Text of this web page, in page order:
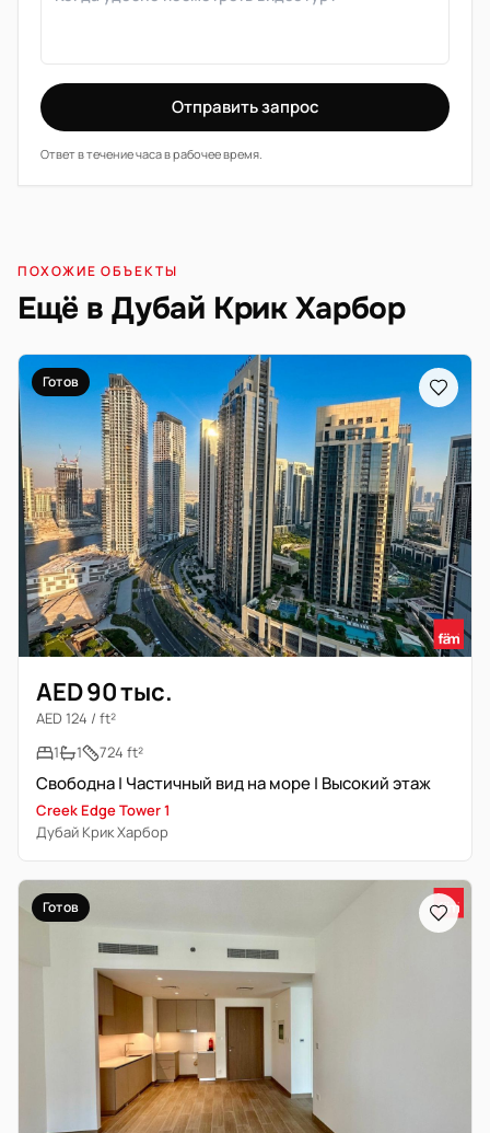
Отправить запрос
Ответ в течение часа в рабочее время.
ПОХОЖИЕ ОБЪЕКТЫ
Ещё в Дубай Крик Харбор
Готов
AED 90 тыс.
AED 124 / ft²
1
1 724 ft²
Свободна | Частичный вид на море | Высокий этаж
Creek Edge Tower 1
Дубай Крик Харбор
Готов